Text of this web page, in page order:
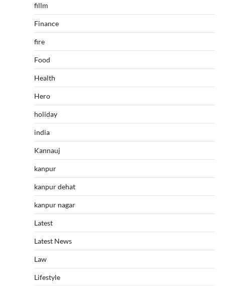
fillm
Finance
fire
Food
Health
Hero
holiday
india
Kannauj
kanpur
kanpur dehat
kanpur nagar
Latest
Latest News
Law
Lifestyle